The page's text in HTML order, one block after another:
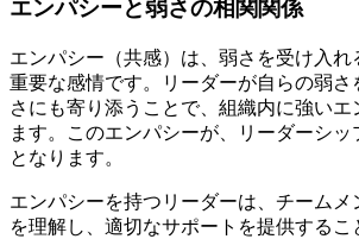
エンパシーと弱さの相関関係
エンパシー（共感）は、弱さを受け入れ
重要な感情です。リーダーが自らの弱さ
さにも寄り添うことで、組織内に強い
ます。このエンパシーが、リーダーシッ
となります。
エンパシーを持つリーダーは、チームメ
を理解し、適切なサポートを提供する